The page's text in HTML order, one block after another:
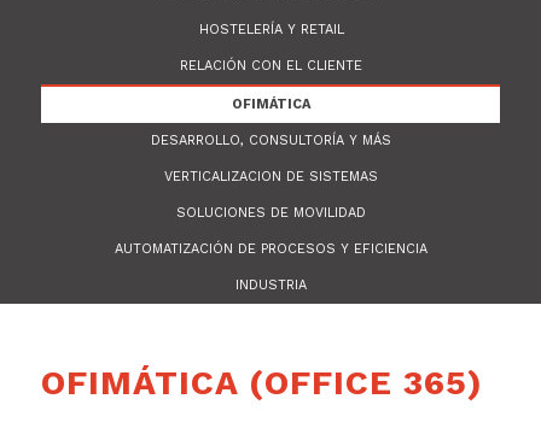
HOSTELERÍA Y RETAIL
RELACIÓN CON EL CLIENTE
OFIMÁTICA
DESARROLLO, CONSULTORÍA Y MÁS
VERTICALIZACION DE SISTEMAS
SOLUCIONES DE MOVILIDAD
AUTOMATIZACIÓN DE PROCESOS Y EFICIENCIA
INDUSTRIA
OFIMÁTICA (OFFICE 365)